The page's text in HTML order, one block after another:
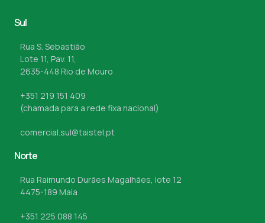
Sul
Rua S. Sebastião
Lote 11, Pav. 11,
2635-448 Rio de Mouro
+351 219 151 409
(chamada para a rede fixa nacional)
comercial.sul@taistel.pt
Norte
Rua Raimundo Durães Magalhães, lote 12
4475-189 Maia
+351 225 088 145